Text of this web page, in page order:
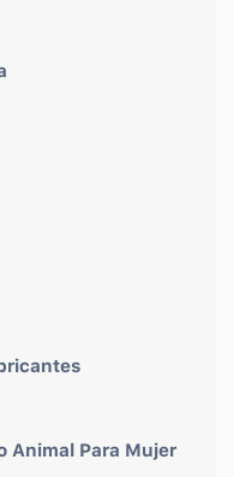
Animal Para Mujer